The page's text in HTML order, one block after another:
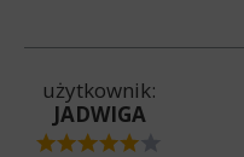
użytkownik:
JADWIGA